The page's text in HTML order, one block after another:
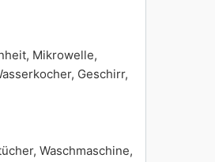
Mikrowelle,
Geschirr,
Waschmaschine,